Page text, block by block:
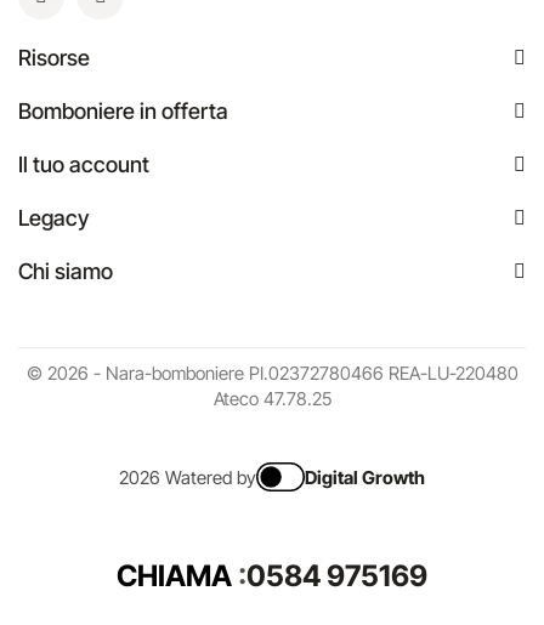
Risorse
Bomboniere in offerta
Il tuo account
Legacy
Chi siamo
© 2026 - Nara-bomboniere PI.02372780466 REA-LU-220480
Ateco 47.78.25
2026 Watered by Digital Growth
CHIAMA :0584 975169